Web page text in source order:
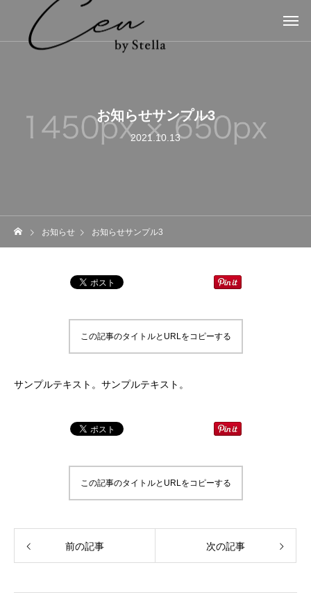
お知らせサンプル3
2021.10.13
お知らせ お知らせサンプル3
この記事のタイトルとURLをコピーする
サンプルテキスト。サンプルテキスト。
この記事のタイトルとURLをコピーする
前の記事 次の記事